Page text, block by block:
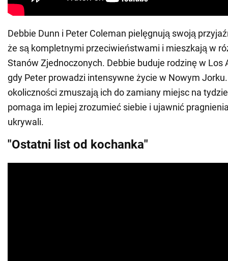
Debbie Dunn i Peter Coleman pielęgnują swoją
że są kompletnymi przeciwieństwami i mieszkają w
Stanów Zjednoczonych. Debbie buduje rodzinę w Los
gdy Peter prowadzi intensywne życie w Nowym
okoliczności zmuszają ich do zamiany miejsc na
pomaga im lepiej zrozumieć siebie i ujawnić
ukrywali.
"Ostatni list od kochanka"